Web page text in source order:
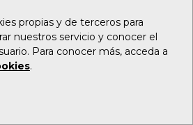
propias y de terceros para
nuestros servicio y conocer el
Para conocer más, acceda a
.